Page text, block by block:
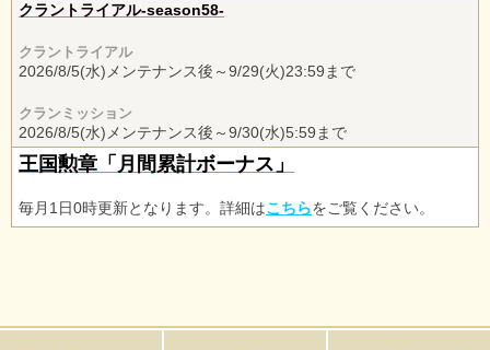
クラントライアル-season58-
クラントライアル
2026/8/5(水)メンテナンス後～9/29(火)23:59まで
クランミッション
2026/8/5(水)メンテナンス後～9/30(水)5:59まで
王国勲章「月間累計ボーナス」
毎月1日0時更新となります。詳細はこちらをご覧ください。